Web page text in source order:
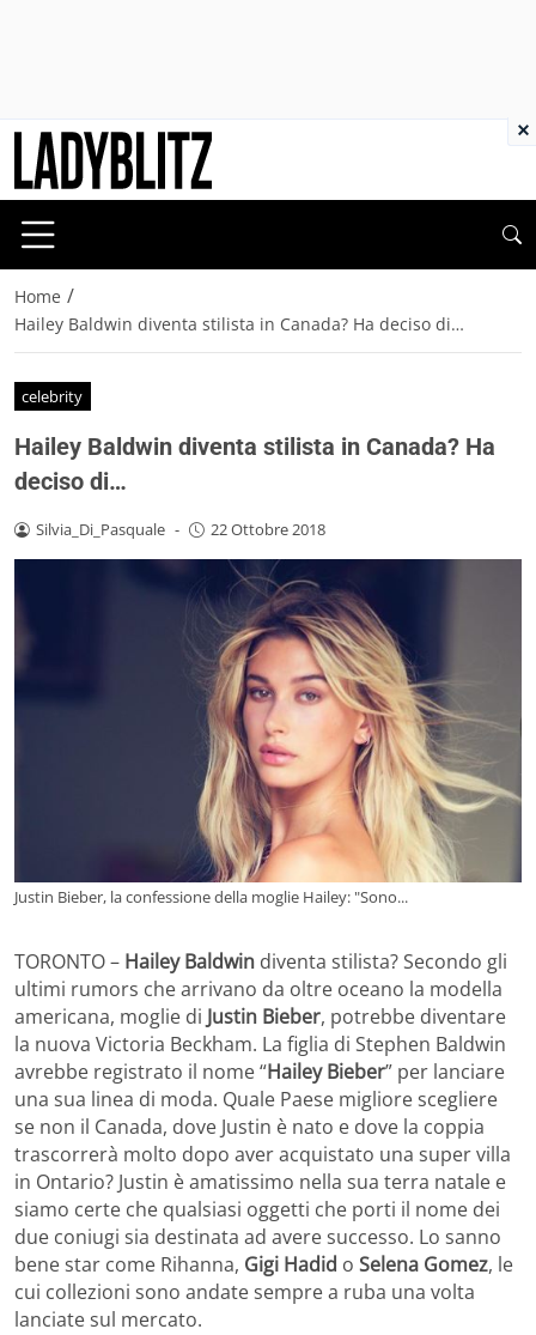
Home /
Hailey Baldwin diventa stilista in Canada? Ha deciso di…
celebrity
Hailey Baldwin diventa stilista in Canada? Ha
deciso di…
Silvia_Di_Pasquale - 22 Ottobre 2018
Justin Bieber, la confessione della moglie Hailey: "Sono...
TORONTO – Hailey Baldwin diventa stilista? Secondo gli
ultimi rumors che arrivano da oltre oceano la modella
americana, moglie di Justin Bieber, potrebbe diventare
la nuova Victoria Beckham. La figlia di Stephen Baldwin
avrebbe registrato il nome “Hailey Bieber” per lanciare
una sua linea di moda. Quale Paese migliore scegliere
se non il Canada, dove Justin è nato e dove la coppia
trascorrerà molto dopo aver acquistato una super villa
in Ontario? Justin è amatissimo nella sua terra natale e
siamo certe che qualsiasi oggetti che porti il nome dei
due coniugi sia destinata ad avere successo. Lo sanno
bene star come Rihanna, Gigi Hadid o Selena Gomez, le
cui collezioni sono andate sempre a ruba una volta
lanciate sul mercato.
×